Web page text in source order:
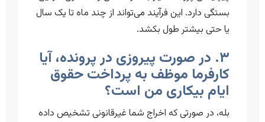
بستگی دارد. این فرآیند می‌تواند از چند ماه تا یک سال
یا حتی بیشتر طول بکشد.
۳. در صورت پیروزی در پرونده، آیا
کارفرما موظف به پرداخت حقوق
ایام بیکاری من است؟
بله، در صورتی که اخراج شما غیرقانونی تشخیص داده